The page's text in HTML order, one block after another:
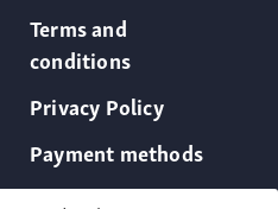
Terms and
conditions
Privacy Policy
Payment methods